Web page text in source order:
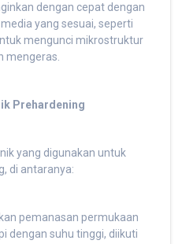
dengan cepat dengan
yang sesuai, seperti
mengunci mikrostruktur
mengeras.
Prehardening
yang digunakan untuk
di antaranya:
pemanasan permukaan
dengan suhu tinggi, diikuti